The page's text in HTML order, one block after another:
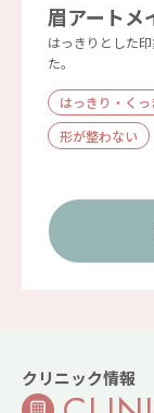
眉アートメ
はっきりとした
た。
はっきり・く
形が整わない
クリニック情報